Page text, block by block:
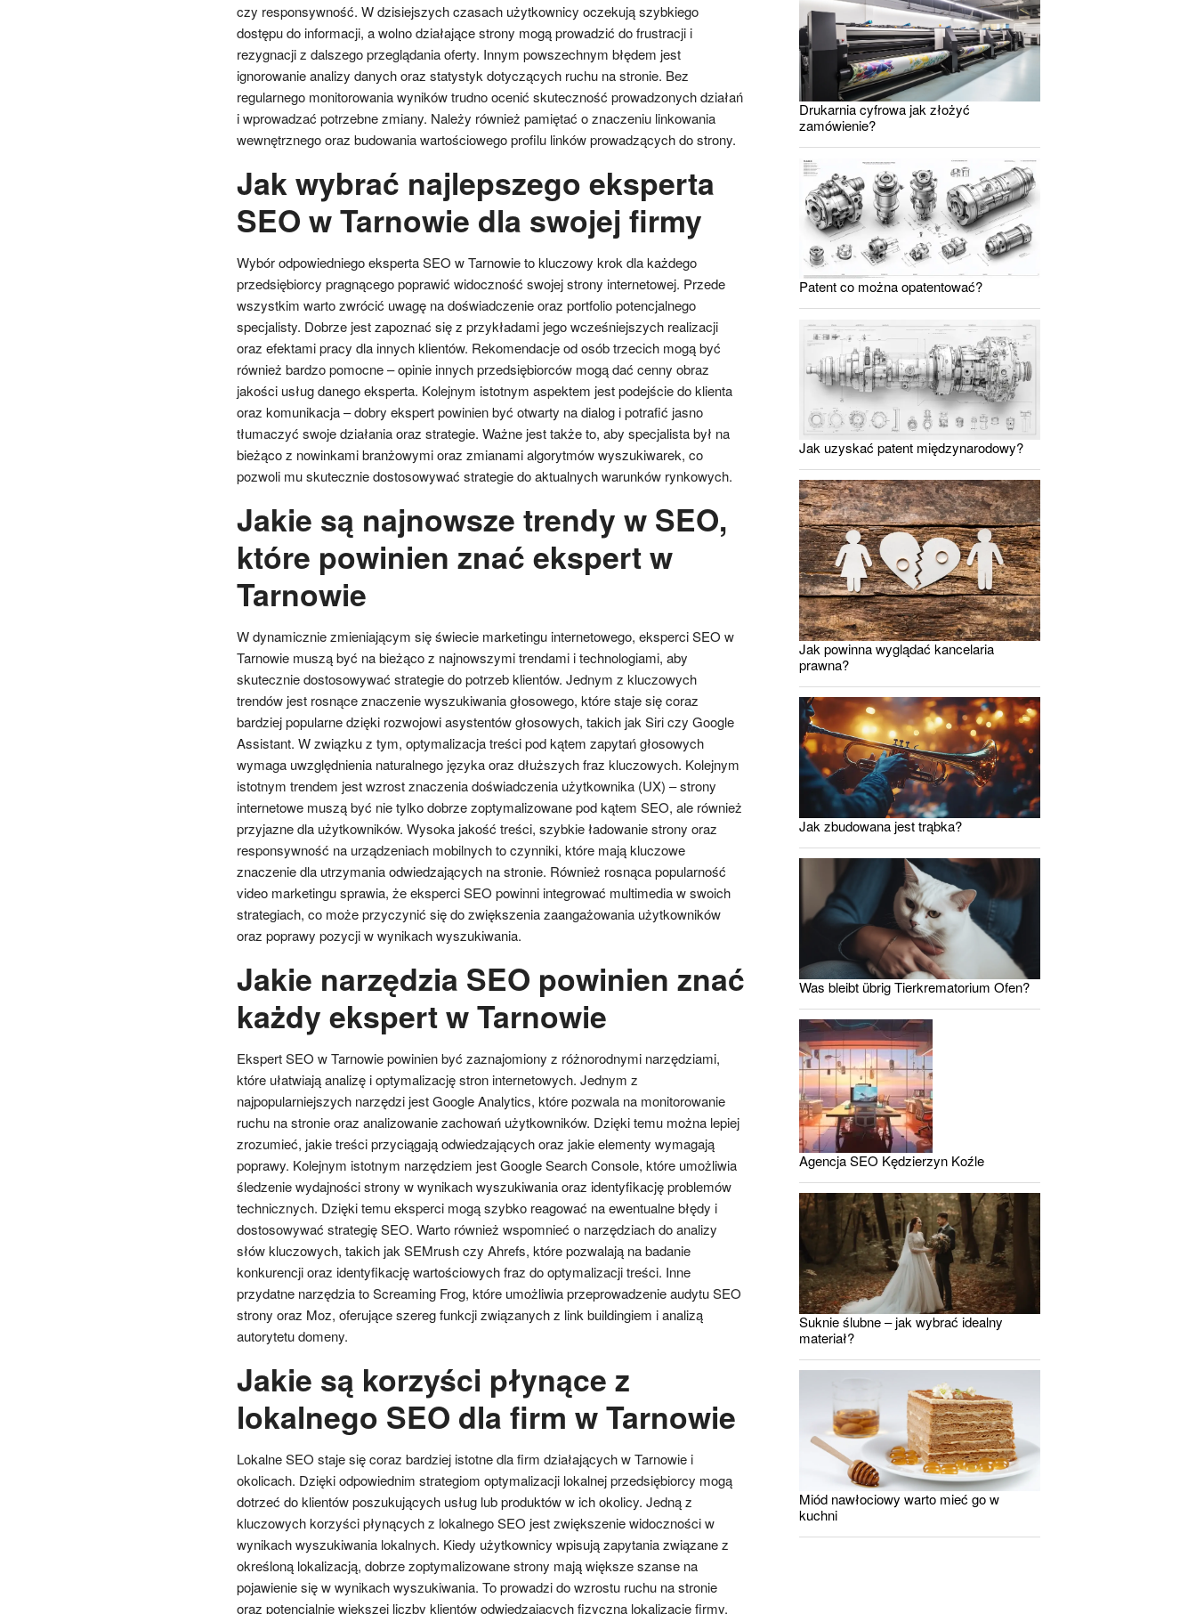
czy responsywność. W dzisiejszych czasach użytkownicy oczekują szybkiego
dostępu do informacji, a wolno działające strony mogą prowadzić do frustracji i
rezygnacji z dalszego przeglądania oferty. Innym powszechnym błędem jest
ignorowanie analizy danych oraz statystyk dotyczących ruchu na stronie. Bez
regularnego monitorowania wyników trudno ocenić skuteczność prowadzonych działań
i wprowadzać potrzebne zmiany. Należy również pamiętać o znaczeniu linkowania
wewnętrznego oraz budowania wartościowego profilu linków prowadzących do strony.
Jak wybrać najlepszego eksperta
SEO w Tarnowie dla swojej firmy
Wybór odpowiedniego eksperta SEO w Tarnowie to kluczowy krok dla każdego
przedsiębiorcy pragnącego poprawić widoczność swojej strony internetowej. Przede
wszystkim warto zwrócić uwagę na doświadczenie oraz portfolio potencjalnego
specjalisty. Dobrze jest zapoznać się z przykładami jego wcześniejszych realizacji
oraz efektami pracy dla innych klientów. Rekomendacje od osób trzecich mogą być
również bardzo pomocne – opinie innych przedsiębiorców mogą dać cenny obraz
jakości usług danego eksperta. Kolejnym istotnym aspektem jest podejście do klienta
oraz komunikacja – dobry ekspert powinien być otwarty na dialog i potrafić jasno
tłumaczyć swoje działania oraz strategie. Ważne jest także to, aby specjalista był na
bieżąco z nowinkami branżowymi oraz zmianami algorytmów wyszukiwarek, co
pozwoli mu skutecznie dostosowywać strategie do aktualnych warunków rynkowych.
Jakie są najnowsze trendy w SEO,
które powinien znać ekspert w
Tarnowie
W dynamicznie zmieniającym się świecie marketingu internetowego, eksperci SEO w
Tarnowie muszą być na bieżąco z najnowszymi trendami i technologiami, aby
skutecznie dostosowywać strategie do potrzeb klientów. Jednym z kluczowych
trendów jest rosnące znaczenie wyszukiwania głosowego, które staje się coraz
bardziej popularne dzięki rozwojowi asystentów głosowych, takich jak Siri czy Google
Assistant. W związku z tym, optymalizacja treści pod kątem zapytań głosowych
wymaga uwzględnienia naturalnego języka oraz dłuższych fraz kluczowych. Kolejnym
istotnym trendem jest wzrost znaczenia doświadczenia użytkownika (UX) – strony
internetowe muszą być nie tylko dobrze zoptymalizowane pod kątem SEO, ale również
przyjazne dla użytkowników. Wysoka jakość treści, szybkie ładowanie strony oraz
responsywność na urządzeniach mobilnych to czynniki, które mają kluczowe
znaczenie dla utrzymania odwiedzających na stronie. Również rosnąca popularność
video marketingu sprawia, że eksperci SEO powinni integrować multimedia w swoich
strategiach, co może przyczynić się do zwiększenia zaangażowania użytkowników
oraz poprawy pozycji w wynikach wyszukiwania.
Jakie narzędzia SEO powinien znać
każdy ekspert w Tarnowie
Ekspert SEO w Tarnowie powinien być zaznajomiony z różnorodnymi narzędziami,
które ułatwiają analizę i optymalizację stron internetowych. Jednym z
najpopularniejszych narzędzi jest Google Analytics, które pozwala na monitorowanie
ruchu na stronie oraz analizowanie zachowań użytkowników. Dzięki temu można lepiej
zrozumieć, jakie treści przyciągają odwiedzających oraz jakie elementy wymagają
poprawy. Kolejnym istotnym narzędziem jest Google Search Console, które umożliwia
śledzenie wydajności strony w wynikach wyszukiwania oraz identyfikację problemów
technicznych. Dzięki temu eksperci mogą szybko reagować na ewentualne błędy i
dostosowywać strategię SEO. Warto również wspomnieć o narzędziach do analizy
słów kluczowych, takich jak SEMrush czy Ahrefs, które pozwalają na badanie
konkurencji oraz identyfikację wartościowych fraz do optymalizacji treści. Inne
przydatne narzędzia to Screaming Frog, które umożliwia przeprowadzenie audytu SEO
strony oraz Moz, oferujące szereg funkcji związanych z link buildingiem i analizą
autorytetu domeny.
Jakie są korzyści płynące z
lokalnego SEO dla firm w Tarnowie
Lokalne SEO staje się coraz bardziej istotne dla firm działających w Tarnowie i
okolicach. Dzięki odpowiednim strategiom optymalizacji lokalnej przedsiębiorcy mogą
dotrzeć do klientów poszukujących usług lub produktów w ich okolicy. Jedną z
kluczowych korzyści płynących z lokalnego SEO jest zwiększenie widoczności w
wynikach wyszukiwania lokalnych. Kiedy użytkownicy wpisują zapytania związane z
określoną lokalizacją, dobrze zoptymalizowane strony mają większe szanse na
pojawienie się w wynikach wyszukiwania. To prowadzi do wzrostu ruchu na stronie
oraz potencjalnie większej liczby klientów odwiedzających fizyczną lokalizację firmy.
Drukarnia cyfrowa jak złożyć
zamówienie?
Patent co można opatentować?
Jak uzyskać patent międzynarodowy?
Jak powinna wyglądać kancelaria
prawna?
Jak zbudowana jest trąbka?
Was bleibt übrig Tierkrematorium Ofen?
Agencja SEO Kędzierzyn Koźle
Suknie ślubne – jak wybrać idealny
materiał?
Miód nawłociowy warto mieć go w
kuchni